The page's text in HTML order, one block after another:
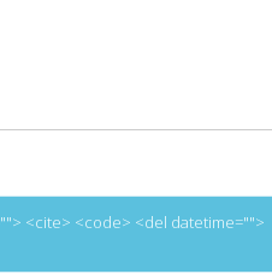
<cite> <code> <del datetime="">